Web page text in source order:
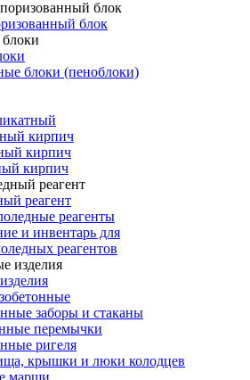
блок
блоки (пеноблоки)
кирпич
кирпич
кирпич
реагент
реагенты
и инвентарь для
реагентов
заборы и стаканы
перемычки
ригеля
крышки и люки колодцев
марши